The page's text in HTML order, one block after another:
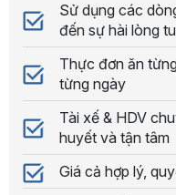
Sử dụng các
đến sự hài lòng
Thực đơn ăn
từng ngày
Tài xế & HDV
huyết và tận tâm
Giá cả hợp lý,